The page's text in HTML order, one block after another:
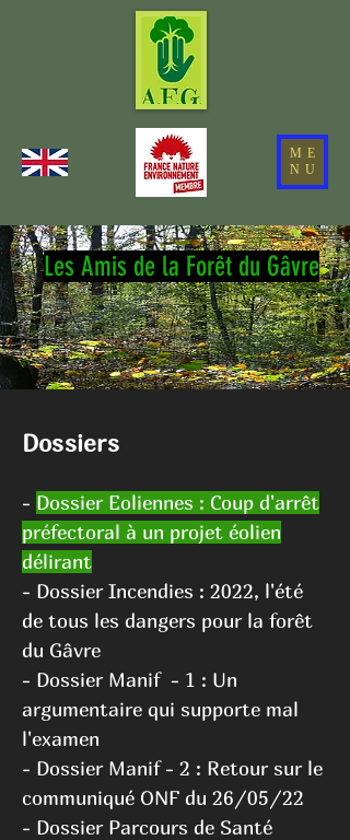
ME
NU
Les Amis de la Forêt du Gâvre
Dossiers
- Dossier Eoliennes : Coup d'arrêt
préfectoral à un projet éolien
délirant
- Dossier Incendies : 2022, l'été
de tous les dangers pour la forêt
du Gâvre
- Dossier Manif - 1 : Un
argumentaire qui supporte mal
l'examen
- Dossier Manif - 2 : Retour sur le
communiqué ONF du 26/05/22
- Dossier Parcours de Santé